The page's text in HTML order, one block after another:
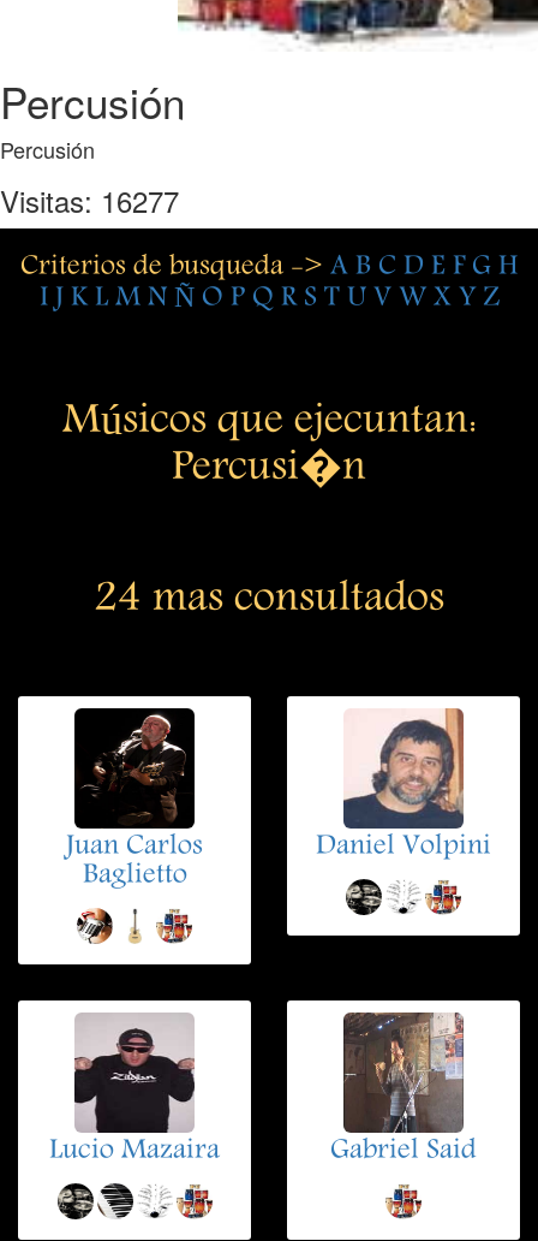
Percusión
Percusión
Visitas: 16277
Criterios de busqueda -> A B C D E F G H
I J K L M N Ñ O P Q R S T U V W X Y Z
Músicos que ejecuntan:
Percusi�n
24 mas consultados
Juan Carlos
Baglietto
Daniel Volpini
Lucio Mazaira Gabriel Said